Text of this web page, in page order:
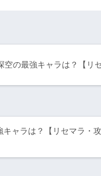
空の最強キャラは？【リ
キャラは？【リセマラ・攻